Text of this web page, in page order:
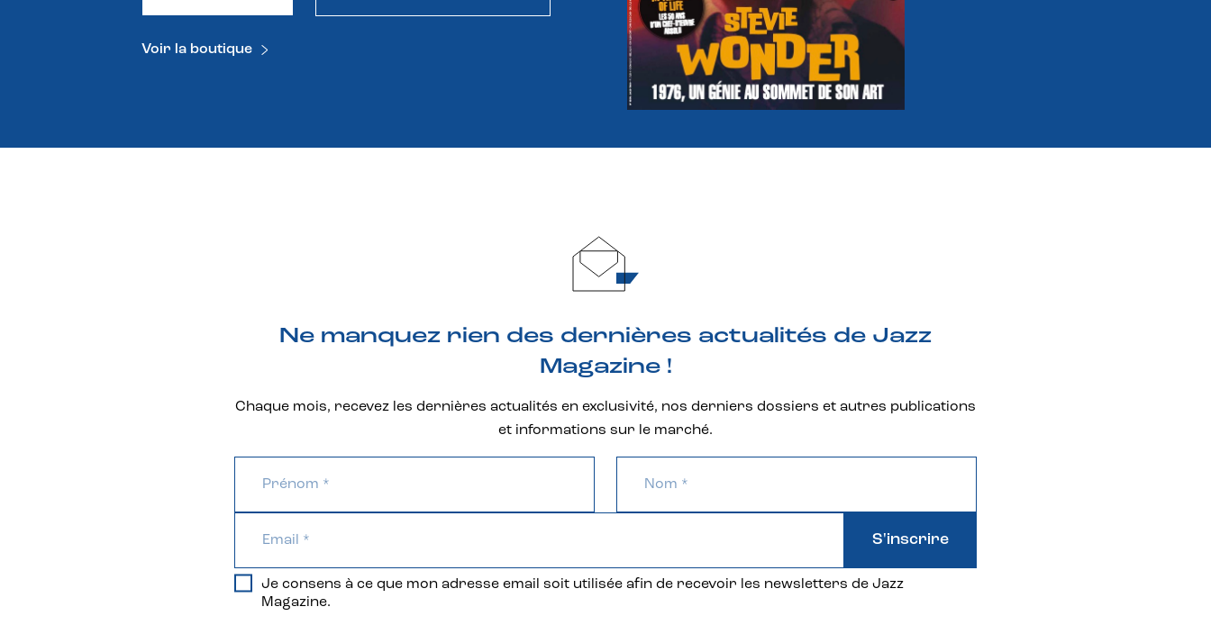
Voir la boutique
Ne manquez rien des dernières actualités de Jazz
Magazine !
Chaque mois, recevez les dernières actualités en exclusivité, nos derniers dossiers et autres publications
et informations sur le marché.
Je consens à ce que mon adresse email soit utilisée afin de recevoir les newsletters de Jazz
Magazine.
S'inscrire